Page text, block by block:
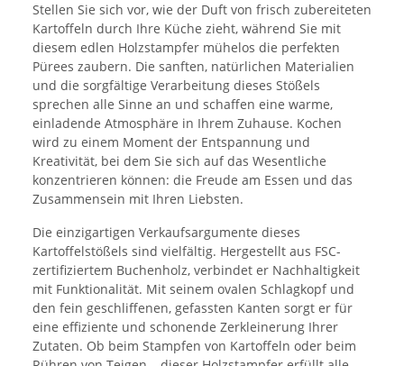
Stellen Sie sich vor, wie der Duft von frisch zubereiteten
Kartoffeln durch Ihre Küche zieht, während Sie mit
diesem edlen Holzstampfer mühelos die perfekten
Pürees zaubern. Die sanften, natürlichen Materialien
und die sorgfältige Verarbeitung dieses Stößels
sprechen alle Sinne an und schaffen eine warme,
einladende Atmosphäre in Ihrem Zuhause. Kochen
wird zu einem Moment der Entspannung und
Kreativität, bei dem Sie sich auf das Wesentliche
konzentrieren können: die Freude am Essen und das
Zusammensein mit Ihren Liebsten.
Die einzigartigen Verkaufsargumente dieses
Kartoffelstößels sind vielfältig. Hergestellt aus FSC-
zertifiziertem Buchenholz, verbindet er Nachhaltigkeit
mit Funktionalität. Mit seinem ovalen Schlagkopf und
den fein geschliffenen, gefassten Kanten sorgt er für
eine effiziente und schonende Zerkleinerung Ihrer
Zutaten. Ob beim Stampfen von Kartoffeln oder beim